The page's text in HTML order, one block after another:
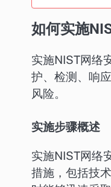
如何实施
实施NIST网络
护、检测、响
风险。
实施步骤概述
实施NIST网络
措施，包括技